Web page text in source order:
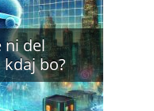
ni del
bo?